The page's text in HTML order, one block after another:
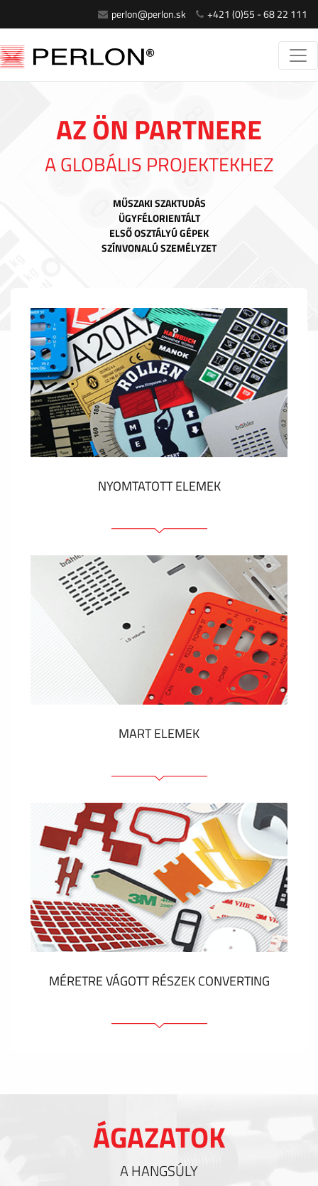
perlon@perlon.sk +421 (0)55 - 68 22 111
AZ ÖN PARTNERE
A GLOBÁLIS PROJEKTEKHEZ
MŰSZAKI SZAKTUDÁS
ÜGYFÉLORIENTÁLT
ELSŐ OSZTÁLYÚ GÉPEK
SZÍNVONALÚ SZEMÉLYZET
NYOMTATOTT ELEMEK
Fóliacímkék
Fóliabillentyűzet, Membrános billentyűzet
Fém címkék
Címkék
Műanyag címkék és cédulák
MUTASS TÖBBET
MART ELEMEK
Előlapok (elülső, tartó)
Anodizált panelek
Színes panelek
Panelek szerelőelemekkel
Gravírozott címkék
MUTASS TÖBBET
MÉRETRE VÁGOTT RÉSZEK CONVERTING
Kitöltések és hőkezelés
Szigetelés
ÁGAZATOK
A HANGSÚLY